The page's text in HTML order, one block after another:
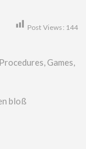
Post Views: 144
Games,
bloß